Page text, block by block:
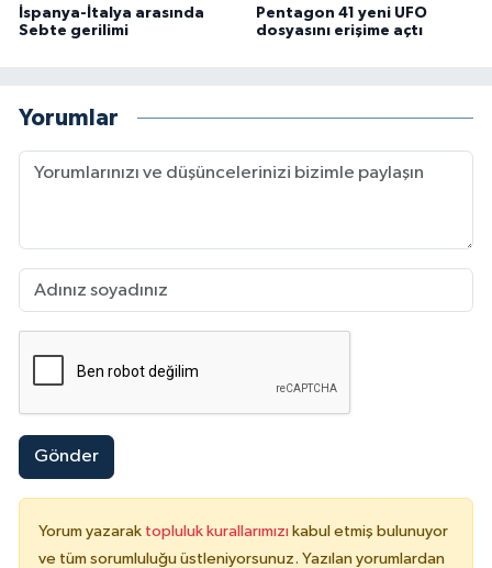
İspanya-İtalya arasında
Sebte gerilimi
Pentagon 41 yeni UFO
dosyasını erişime açtı
Yorumlar
Gönder
Yorum yazarak topluluk kurallarımızı kabul etmiş bulunuyor
ve tüm sorumluluğu üstleniyorsunuz. Yazılan yorumlardan